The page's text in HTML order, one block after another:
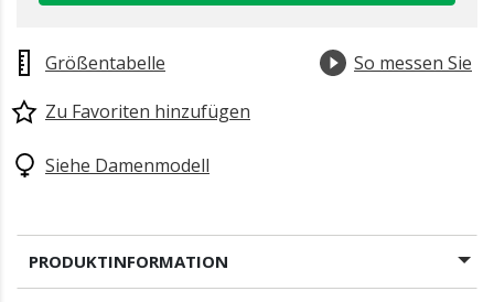
Größentabelle
So messen Sie
Zu Favoriten hinzufügen
Siehe Damenmodell
PRODUKTINFORMATION